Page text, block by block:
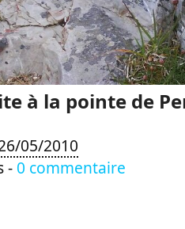
à la pointe de
05/2010
- 0 commentaire